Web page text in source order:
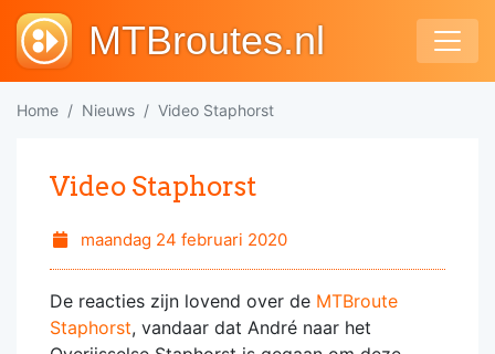
MTBroutes.nl
Home Nieuws Video Staphorst
Video Staphorst
maandag 24 februari 2020
De reacties zijn lovend over de MTBroute
Staphorst, vandaar dat André naar het